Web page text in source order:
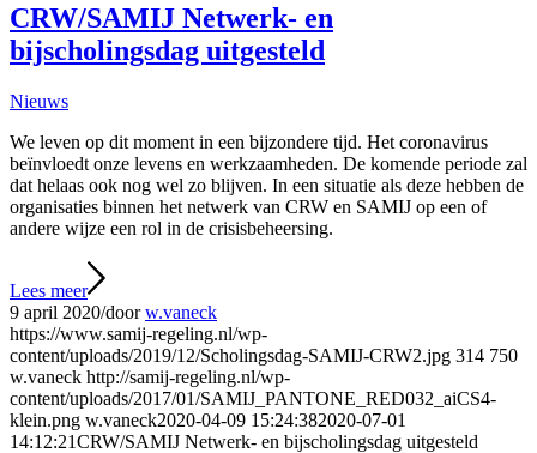
CRW/SAMIJ Netwerk- en
bijscholingsdag uitgesteld
Nieuws
We leven op dit moment in een bijzondere tijd. Het coronavirus
beïnvloedt onze levens en werkzaamheden. De komende periode zal
dat helaas ook nog wel zo blijven. In een situatie als deze hebben de
organisaties binnen het netwerk van CRW en SAMIJ op een of
andere wijze een rol in de crisisbeheersing.
Lees meer
9 april 2020/doorw.vaneck
https://www.samij-regeling.nl/wp-
content/uploads/2019/12/Scholingsdag-SAMIJ-CRW2.jpg 314 750
w.vaneck http://samij-regeling.nl/wp-
content/uploads/2017/01/SAMIJ_PANTONE_RED032_aiCS4-
klein.png w.vaneck2020-04-09 15:24:382020-07-01
14:12:21CRW/SAMIJ Netwerk- en bijscholingsdag uitgesteld